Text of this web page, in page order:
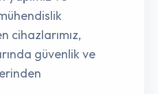
cihazlarımız,
güvenlik ve